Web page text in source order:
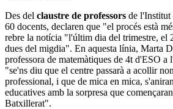
Des del claustre de professors de l'Institut
60 docents, declaren que "el procés està
rebre la notícia "l'últim dia del trimestre, el
dues del migdia". En aquesta línia, Marta
professora de matemàtiques de 4t d'ESO
"se'ns diu que el centre passarà a acollir
professional, i que de mica en mica,
educatives amb la sorpresa que
Batxillerat".